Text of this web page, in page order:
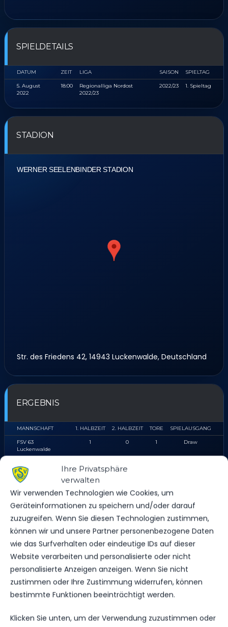
Ihre Privatsphäre
verwalten
Wir verwenden Technologien wie Cookies, um
Geräteinformationen zu speichern und/oder darauf
zuzugreifen. Wenn Sie diesen Technologien zustimmen,
können wir und unsere Partner personenbezogene Daten
wie das Surfverhalten oder eindeutige IDs auf dieser
Website verarbeiten und personalisierte oder nicht
personalisierte Anzeigen anzeigen. Wenn Sie nicht
zustimmen oder Ihre Zustimmung widerrufen, können
bestimmte Funktionen beeinträchtigt werden.
Klicken Sie unten, um der Verwendung zuzustimmen oder
SPIELDETAILS
DATUM ZEIT LIGA SAISON SPIELTAG
5. August
2022
18:00
Regionalliga Nordost
2022/23
2022/23 1. Spieltag
STADION
WERNER SEELENBINDER STADION
Str. des Friedens 42, 14943 Luckenwalde, Deutschland
ERGEBNIS
MANNSCHAFT 1. HALBZEIT 2. HALBZEIT TORE SPIELAUSGANG
FSV 63
Luckenwalde
1 0 1 Draw
FSV 63 LUCKENWALDE
SPIELSTATISTIKEN